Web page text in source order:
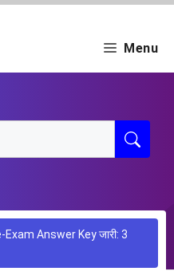
Menu
Answer Key जारी: 3